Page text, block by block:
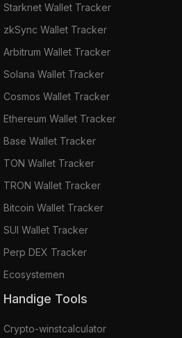
Starknet Wallet Tracker
zkSync Wallet Tracker
Arbitrum Wallet Tracker
Solana Wallet Tracker
Cosmos Wallet Tracker
Ethereum Wallet Tracker
Base Wallet Tracker
TON Wallet Tracker
TRON Wallet Tracker
Bitcoin Wallet Tracker
SUI Wallet Tracker
Perp DEX Tracker
Ecosystemen
Handige Tools
Crypto-winstcalculator